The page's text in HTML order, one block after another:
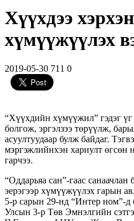
Хүүхдээ
хүмүүжүүлэх
2019-05-30 711 0
“Хүүхдийн хүмүүжил” гэдэг
болгож, эргэлзээ төрүүлж,
асуултуудаар булж байдаг.
мэргэжлийнхэн хариулт өгсөн
гарчээ.
“Оддарьяа сан”-гаас санаачлан
эерэгээр хүмүүжүүлэх гарын
5-р сарын 29-нд “Интер ном”-д
Улсын 3-р Төв Эмнэлгийн